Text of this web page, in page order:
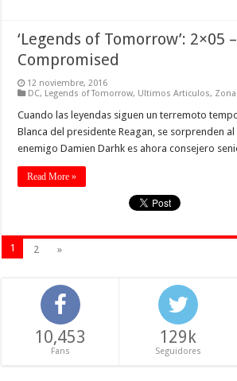
‘Legends of Tomorrow’: 2×05 –
Compromised
12 noviembre, 2016
DC, Legends of Tomorrow, Ultimos Articulos,
Cuando las leyendas siguen un terremoto
Blanca del presidente Reagan, se sorprenden
enemigo Damien Darhk es ahora consejero
Read More »
1 2 »
10,453
Fans
129k
Seguidores